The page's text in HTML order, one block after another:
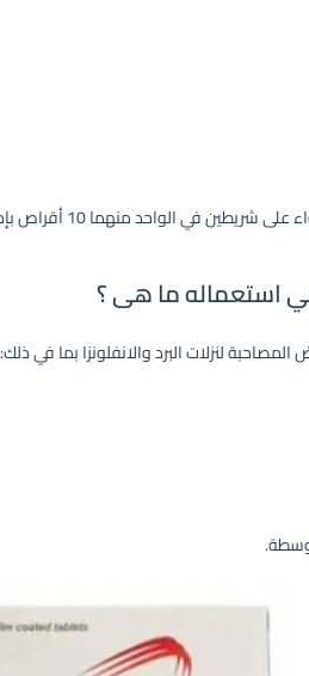
منهما 10 أقراص بإجمالي 20 قرص مغلف يؤخذ بالفم.
لنزلات البرد والانفلونزا بما في ذلك: